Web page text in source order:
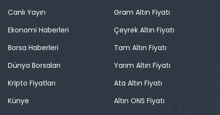
Canlı Yayın
Ekonomi Haberleri
Borsa Haberleri
Dünya Borsaları
Kripto Fiyatları
Künye
Gram Altın Fiyatı
Çeyrek Altın Fiyatı
Tam Altın Fiyatı
Yarım Altın Fiyatı
Ata Altın Fiyatı
Altın ONS Fiyatı